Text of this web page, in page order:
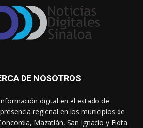
DE NOSOTROS
digital en el estado de
regional en los municipios de
Mazatlán, San Ignacio y Elota.